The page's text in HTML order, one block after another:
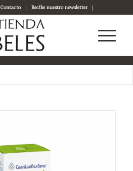
Contacto
Recibe nuestro newsletter
Acceso a tu cuenta